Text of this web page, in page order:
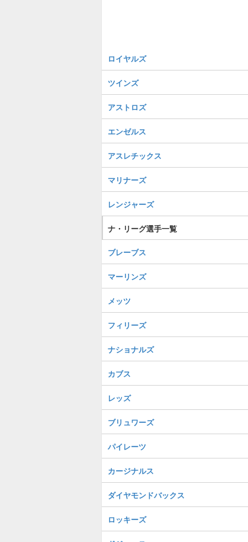
ロイヤルズ
ツインズ
アストロズ
エンゼルス
アスレチックス
マリナーズ
レンジャーズ
ナ・リーグ選手一覧
ブレーブス
マーリンズ
メッツ
フィリーズ
ナショナルズ
カブス
レッズ
ブリュワーズ
パイレーツ
カージナルス
ダイヤモンドバックス
ロッキーズ